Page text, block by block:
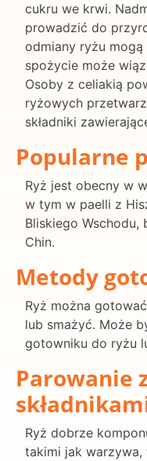
cukru we krwi.
prowadzić do
odmiany ryżu mogą
spożycie może
Osoby z celiakią
ryżowych
składniki
Popularne
Ryż jest obecny w
w tym w paelli z
Bliskiego
Chin.
Metody
Ryż można
lub smażyć. Może
gotowniku do ryżu
Parowanie
Ryż dobrze
takimi jak